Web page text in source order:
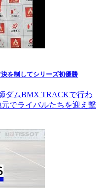
を制してシリーズ初優勝
ダムBMX TRACKで行わ
でライバルたちを迎え撃